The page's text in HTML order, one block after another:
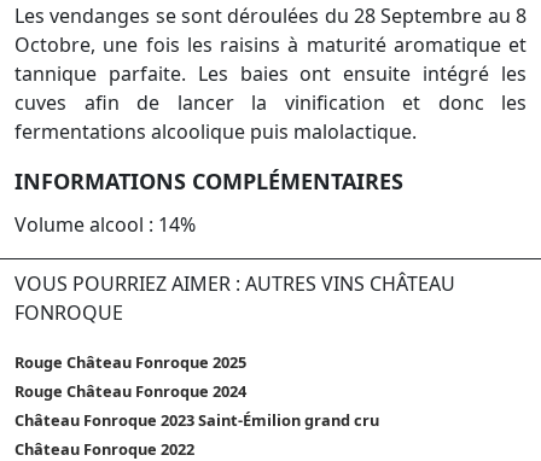
Les vendanges se sont déroulées du 28 Septembre au 8
Octobre, une fois les raisins à maturité aromatique et
tannique parfaite. Les baies ont ensuite intégré les
cuves afin de lancer la vinification et donc les
fermentations alcoolique puis malolactique.
INFORMATIONS COMPLÉMENTAIRES
Volume alcool : 14%
VOUS POURRIEZ AIMER : AUTRES VINS CHÂTEAU
FONROQUE
Rouge Château Fonroque 2025
Rouge Château Fonroque 2024
Château Fonroque 2023 Saint-Émilion grand cru
Château Fonroque 2022